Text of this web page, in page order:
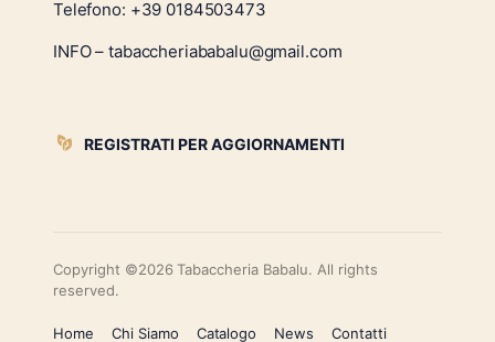
Telefono: +39 0184503473
INFO – tabaccheriababalu@gmail.com
REGISTRATI PER AGGIORNAMENTI
Copyright ©2026 Tabaccheria Babalu. All rights
reserved.
Home Chi Siamo Catalogo News Contatti